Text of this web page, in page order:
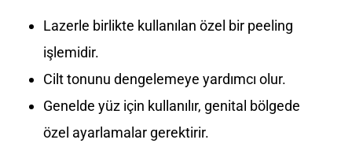
Lazerle birlikte kullanılan özel bir peeling
işlemidir.
Cilt tonunu dengelemeye yardımcı olur.
Genelde yüz için kullanılır, genital bölgede
özel ayarlamalar gerektirir.